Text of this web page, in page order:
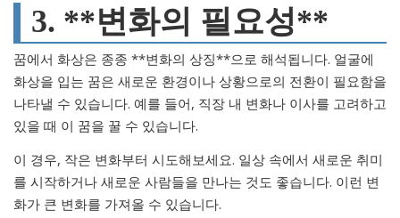
3. **변화의 필요성**
꿈에서 화상은 종종 **변화의 상징**으로 해석됩니다. 얼굴에
화상을 입는 꿈은 새로운 환경이나 상황으로의 전환이 필요함을
나타낼 수 있습니다. 예를 들어, 직장 내 변화나 이사를 고려하고
있을 때 이 꿈을 꿀 수 있습니다.
이 경우, 작은 변화부터 시도해보세요. 일상 속에서 새로운 취미
를 시작하거나 새로운 사람들을 만나는 것도 좋습니다. 이런 변
화가 큰 변화를 가져올 수 있습니다.